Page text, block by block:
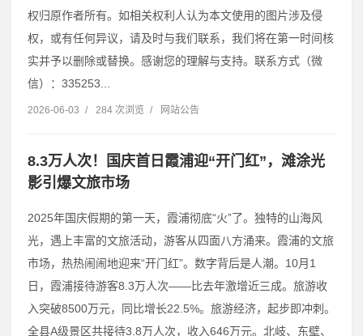
权归原作者所有。如相关权利人认为本文使用的图片涉及侵
权，或有任何异议，请及时与我们联系，我们将在第一时间核
实并予以删除或替换。感谢您的理解与支持。联系方式（微
信）：335253...
2026-06-03 / 284 次浏览 / 网站公告
8.3万人次！国庆首日霞浦迎“开门红”，滩涂光
影引爆文旅市场
2025年国庆假期的第一天，霞浦彻底“火”了。独特的山海风
光，遇上丰富的文旅活动，游客从四面八方涌来。霞浦的文旅
市场，热热闹闹地迎来“开门红”。数字背后是人潮。10月1
日，霞浦接待游客8.3万人次——比去年激增近三成。旅游收
入突破8500万元，同比增长22.5%。旅游经济，起步即冲刺。
全县A级景区共接待3.8万人次，收入646万元。北岐、东壁、